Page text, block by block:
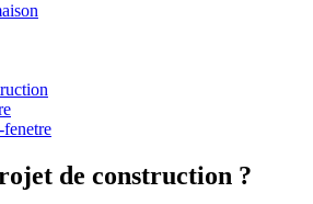
de construction ?